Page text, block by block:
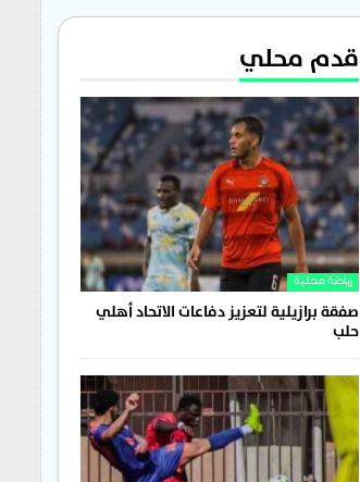
قدم محلي
رياضة محلية
صفقة برازيلية لتعزيز دفاعات الاتحاد أهلي
حلب